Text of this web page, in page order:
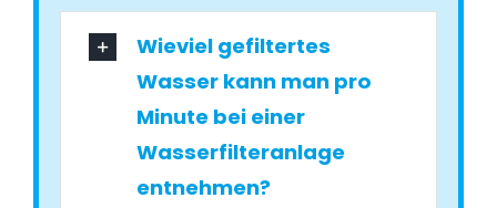
Wieviel gefiltertes
Wasser kann man pro
Minute bei einer
Wasserfilteranlage
entnehmen?